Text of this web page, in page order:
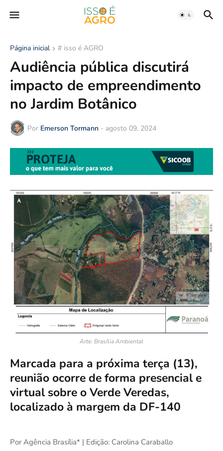
Página inicial # isso é AGRO
Audiência pública discutirá
impacto de empreendimento
no Jardim Botânico
Por Emerson Tormann - agosto 09, 2024
Arte: Brasília Ambiental
Marcada para a próxima terça (13),
reunião ocorre de forma presencial e
virtual sobre o Verde Veredas,
localizado à margem da DF-140
Por Agência Brasília* | Edição: Carolina Caraballo